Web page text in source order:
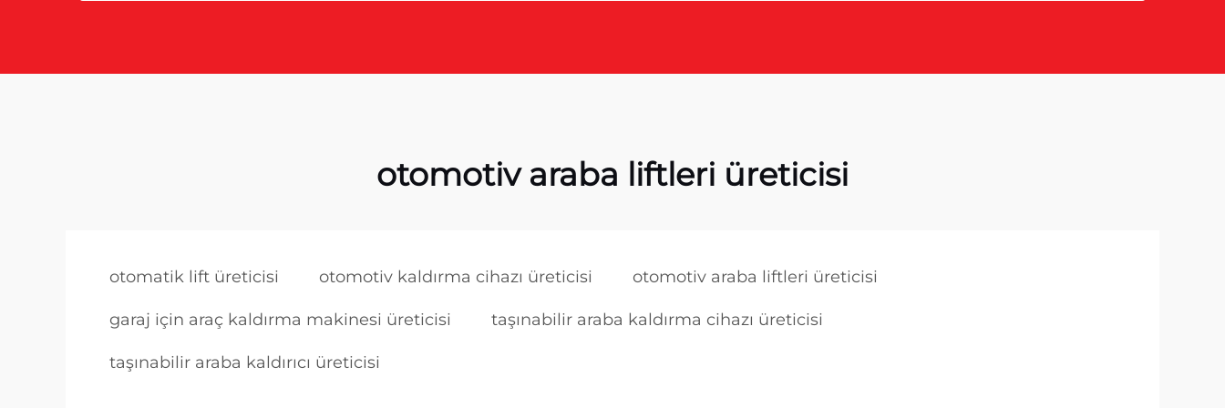
otomotiv araba liftleri üreticisi
otomatik lift üreticisi otomotiv kaldırma cihazı üreticisi otomotiv araba liftleri üreticisi
garaj için araç kaldırma makinesi üreticisi taşınabilir araba kaldırma cihazı üreticisi
taşınabilir araba kaldırıcı üreticisi